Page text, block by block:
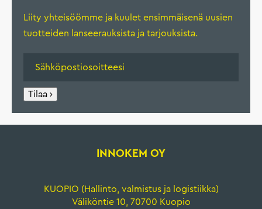
Liity yhteisöömme ja kuulet ensimmäisenä uusien
tuotteiden lanseerauksista ja tarjouksista.
Tilaa ›
INNOKEM OY
KUOPIO (Hallinto, valmistus ja logistiikka)
Väliköntie 10, 70700 Kuopio